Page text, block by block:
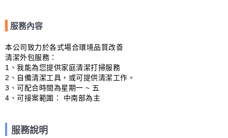
服務內容
本公司致力於各式場合環境品質改善
清潔外包服務：
1、我能為您提供家庭清潔打掃服務
2、自備清潔工具，或可提供清潔工作。
3、可配合時間為星期一 ~ 五
4、可接案範圍： 中南部為主
服務說明